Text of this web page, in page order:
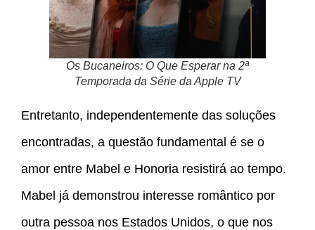
Os Bucaneiros: O Que Esperar na 2ª
Temporada da Série da Apple TV
Entretanto, independentemente das soluções
encontradas, a questão fundamental é se o
amor entre Mabel e Honoria resistirá ao tempo.
Mabel já demonstrou interesse romântico por
outra pessoa nos Estados Unidos, o que nos